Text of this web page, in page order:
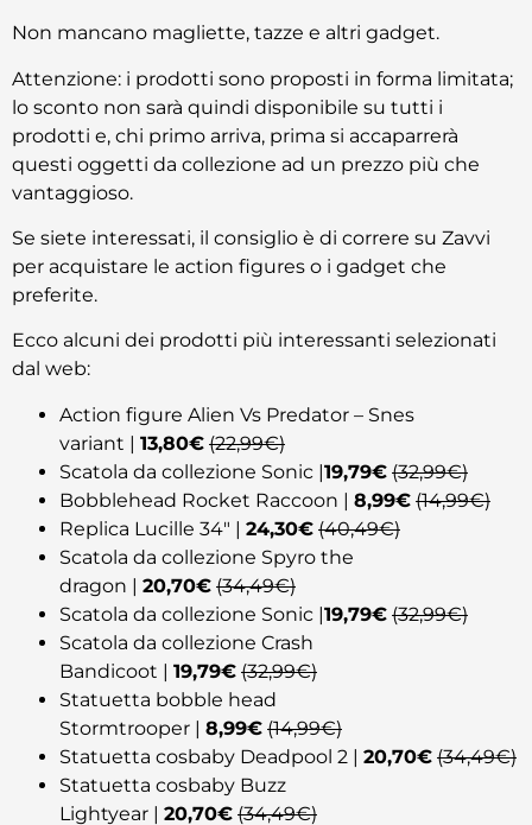
Non mancano magliette, tazze e altri gadget.
Attenzione: i prodotti sono proposti in forma limitata;
lo sconto non sarà quindi disponibile su tutti i
prodotti e, chi primo arriva, prima si accaparrerà
questi oggetti da collezione ad un prezzo più che
vantaggioso.
Se siete interessati, il consiglio è di correre su Zavvi
per acquistare le action figures o i gadget che
preferite.
Ecco alcuni dei prodotti più interessanti selezionati
dal web:
Action figure Alien Vs Predator – Snes
variant | 13,80€ (22,99€)
Scatola da collezione Sonic |19,79€ (32,99€)
Bobblehead Rocket Raccoon | 8,99€ (14,99€)
Replica Lucille 34″ | 24,30€ (40,49€)
Scatola da collezione Spyro the
dragon | 20,70€ (34,49€)
Scatola da collezione Sonic |19,79€ (32,99€)
Scatola da collezione Crash
Bandicoot | 19,79€ (32,99€)
Statuetta bobble head
Stormtrooper | 8,99€ (14,99€)
Statuetta cosbaby Deadpool 2 | 20,70€ (34,49€)
Statuetta cosbaby Buzz
Lightyear | 20,70€ (34,49€)